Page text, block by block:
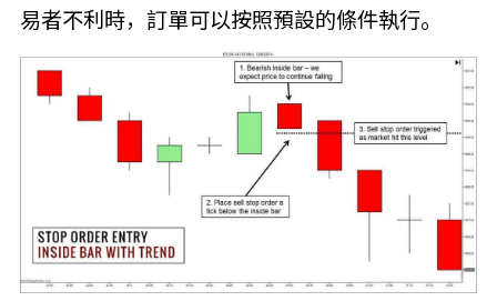
易者不利時，訂單可以按照預設的條件執行。